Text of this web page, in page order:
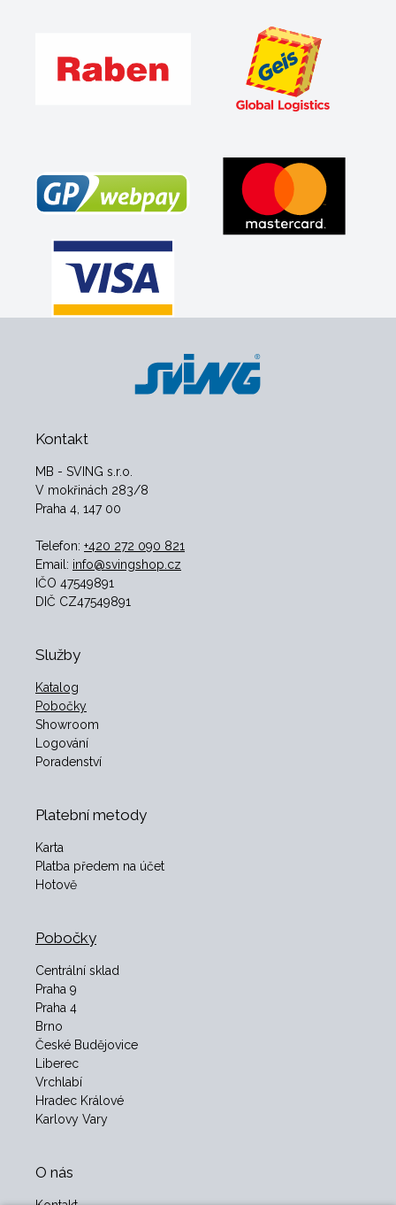
Kontakt
MB - SVING s.r.o.
V mokřinách 283/8
Praha 4, 147 00
Telefon: +420 272 090 821
Email: info@svingshop.cz
IČO 47549891
DIČ CZ47549891
Služby
Katalog
Pobočky
Showroom
Logování
Poradenství
Platební metody
Karta
Platba předem na účet
Hotově
Pobočky
Centrální sklad
Praha 9
Praha 4
Brno
České Budějovice
Liberec
Vrchlabí
Hradec Králové
Karlovy Vary
O nás